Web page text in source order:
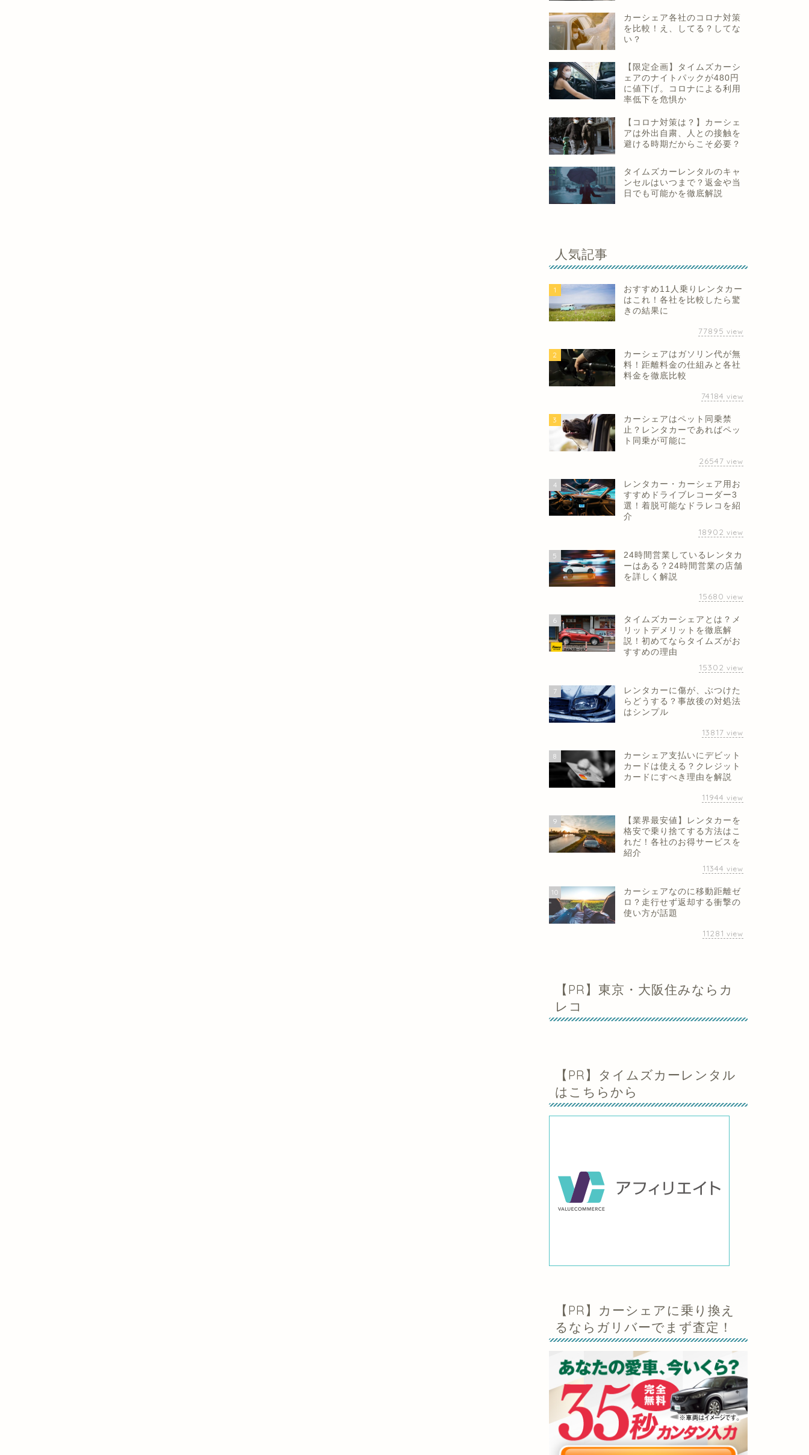
カーシェア各社のコロナ対策
を比較！え、してる？してな
い？
【限定企画】タイムズカーシ
ェアのナイトパックが480円
に値下げ。コロナによる利用
率低下を危惧か
【コロナ対策は？】カーシェ
アは外出自粛、人との接触を
避ける時期だからこそ必要？
タイムズカーレンタルのキャ
ンセルはいつまで？返金や当
日でも可能かを徹底解説
人気記事
1
おすすめ11人乗りレンタカー
はこれ！各社を比較したら驚
きの結果に
77895 view
2
カーシェアはガソリン代が無
料！距離料金の仕組みと各社
料金を徹底比較
74184 view
3
カーシェアはペット同乗禁
止？レンタカーであればペッ
ト同乗が可能に
26547 view
4
レンタカー・カーシェア用お
すすめドライブレコーダー3
選！着脱可能なドラレコを紹
介
18902 view
5
24時間営業しているレンタカ
ーはある？24時間営業の店舗
を詳しく解説
15680 view
6
タイムズカーシェアとは？メ
リットデメリットを徹底解
説！初めてならタイムズがお
すすめの理由
15302 view
7
レンタカーに傷が、ぶつけた
らどうする？事故後の対処法
はシンプル
13817 view
8
カーシェア支払いにデビット
カードは使える？クレジット
カードにすべき理由を解説
11944 view
9
【業界最安値】レンタカーを
格安で乗り捨てする方法はこ
れだ！各社のお得サービスを
紹介
11344 view
10
カーシェアなのに移動距離ゼ
ロ？走行せず返却する衝撃の
使い方が話題
11281 view
【PR】東京・大阪住みならカ
レコ
【PR】タイムズカーレンタル
はこちらから
【PR】カーシェアに乗り換え
るならガリバーでまず査定！